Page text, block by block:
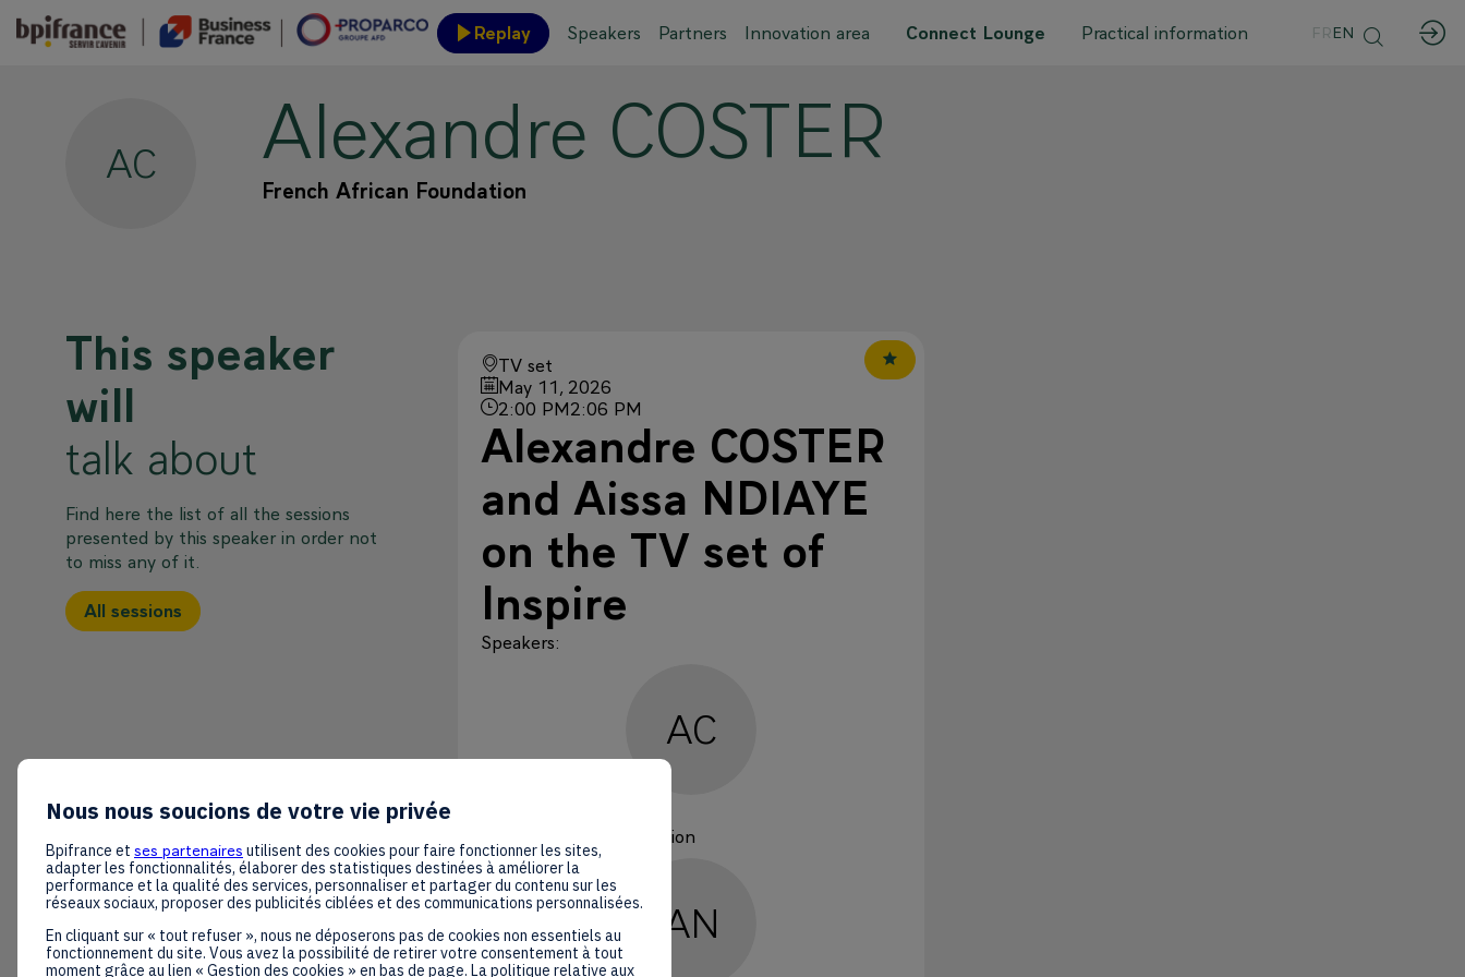
Replay Speakers Partners Innovation area Connect Lounge Practical information FREN
AC Alexandre COSTER
French African Foundation
This speaker
will
talk about
Find here the list of all the sessions
presented by this speaker in order not
to miss any of it.
All sessions
TV set
May 11, 2026
2:00 PM2:06 PM
Alexandre COSTER
and Aissa NDIAYE
on the TV set of
Inspire
Speakers:
AC
French African Foundation
AN
Nous nous soucions de votre vie privée
Bpifrance et ses partenaires utilisent des cookies pour faire fonctionner les sites,
adapter les fonctionnalités, élaborer des statistiques destinées à améliorer la
performance et la qualité des services, personnaliser et partager du contenu sur les
réseaux sociaux, proposer des publicités ciblées et des communications personnalisées.
En cliquant sur « tout refuser », nous ne déposerons pas de cookies non essentiels au
fonctionnement du site. Vous avez la possibilité de retirer votre consentement à tout
moment grâce au lien « Gestion des cookies » en bas de page. La politique relative aux